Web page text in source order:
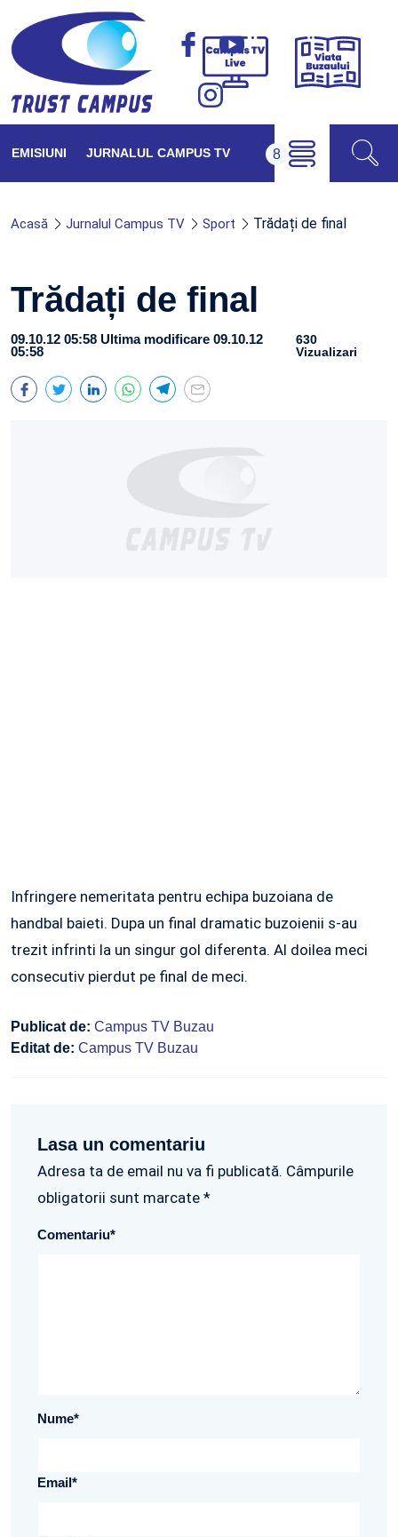
Campus
Viața
EMISIUNI JURNALUL CAMPUS TV
Acasă Jurnalul Campus TV Sport Trădați de final
Trădați de final
09.10.12 05:58 Ultima modificare 09.10.12
05:58
630
Vizualizari
Infringere nemeritata pentru echipa buzoiana de
handbal baieti. Dupa un final dramatic buzoienii s-au
trezit infrinti la un singur gol diferenta. Al doilea meci
consecutiv pierdut pe final de meci.
Publicat de: Campus TV Buzau
Editat de: Campus TV Buzau
Lasa un comentariu
Adresa ta de email nu va fi publicată. Câmpurile
obligatorii sunt marcate *
Comentariu*
Nume*
Email*